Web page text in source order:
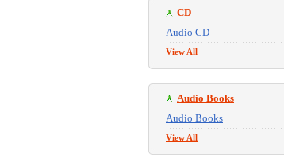
CD
Audio CD
View All
Audio Books
Audio Books
View All